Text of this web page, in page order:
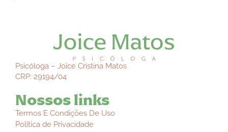
Psicóloga – Joice Cristina Matos
CRP: 29194/04
Nossos links
Termos E Condições De Uso
Política de Privacidade